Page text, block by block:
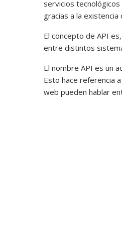
servicios
gracias a la existencia
El concepto de API
entre distintos
El nombre API es un
Esto hace referencia
web pueden hablar